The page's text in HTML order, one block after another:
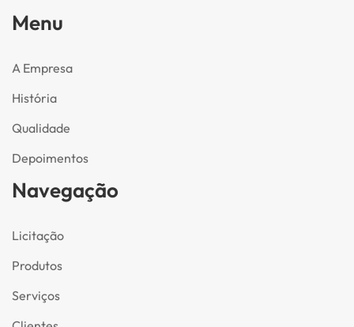
Menu
A Empresa
História
Qualidade
Depoimentos
Navegação
Licitação
Produtos
Serviços